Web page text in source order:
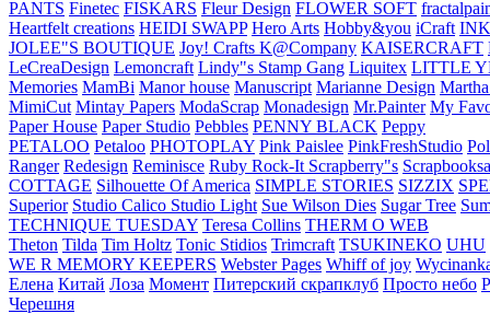
PANTS Finetec FISKARS Fleur Design FLOWER SOFT
Heartfelt creations HEIDI SWAPP Hero Arts Hobby&you iCraft
JOLEE"S BOUTIQUE Joy! Crafts K@Company KAISERCRAFT
LeCreaDesign Lemoncraft Lindy"s Stamp Gang Liquitex LITTLE
Memories MamBi Manor house Manuscript Marianne Design
MimiCut Mintay Papers ModaScrap Monadesign Mr.Painter My
Paper House Paper Studio Pebbles PENNY BLACK Peppy
PETALOO Petaloo PHOTOPLAY Pink Paislee PinkFreshStudio
Ranger Redesign Reminisce Ruby Rock-It Scrapberry"s
COTTAGE Silhouette Of America SIMPLE STORIES SIZZIX
Superior Studio Calico Studio Light Sue Wilson Dies Sugar Tree
TECHNIQUE TUESDAY Teresa Collins THERM O WEB
Theton Tilda Tim Holtz Tonic Stidios Trimcraft TSUKINEKO UHU
WE R MEMORY KEEPERS Webster Pages Whiff of joy
Елена Китай Лоза Момент Питерский скрапклуб Просто небо
Черешня